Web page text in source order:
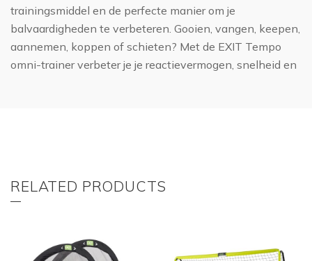
trainingsmiddel en de perfecte manier om je
balvaardigheden te verbeteren. Gooien, vangen, keepen,
aannemen, koppen of schieten? Met de EXIT Tempo
omni-trainer verbeter je je reactievermogen, snelheid en
RELATED PRODUCTS